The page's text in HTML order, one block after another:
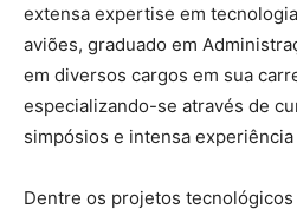
extensa expertise em
aviões, graduado em
em diversos cargos em sua
especializando-se através de
simpósios e intensa experiência
Dentre os projetos